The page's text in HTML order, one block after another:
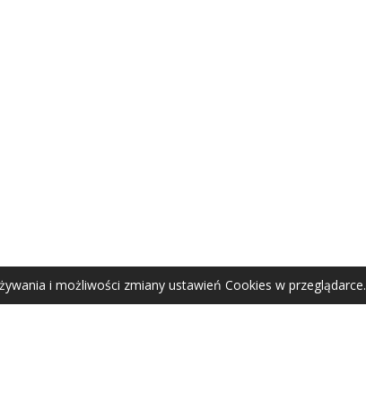
Zubel © 2021i możliwości zmiany ustawień Cookies w przeglądarce.